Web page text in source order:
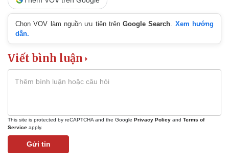
Chọn VOV làm nguồn ưu tiên trênGoogle Search
Xem hướng
dẫn.
Viết bình luận
This site is protected by reCAPTCHA and the Google Privacy Policy and Terms of
Service apply.
Gửi tin